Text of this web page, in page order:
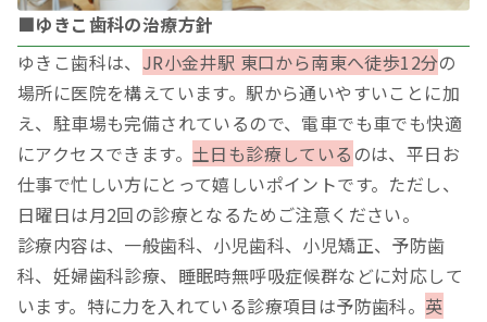
■ゆきこ歯科の治療方針
ゆきこ歯科は、 JR小金井駅 東口から南東へ徒歩12分の
場所に医院を構えています。駅から通いやすいことに加
え、駐車場も完備されているので、電車でも車でも快適
にアクセスできます。 土日も診療している のは、平日お
仕事で忙しい方にとって嬉しいポイントです。ただし、
日曜日は月2回の診療となるためご注意ください。
診療内容は、一般歯科、小児歯科、小児矯正、予防歯
科、妊婦歯科診療、睡眠時無呼吸症候群などに対応して
います。特に力を入れている診療項目は予防歯科。 英